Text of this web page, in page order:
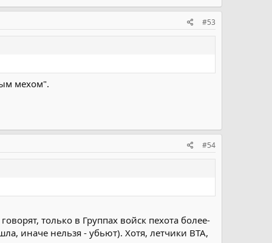
#53
мехом".
#54
только в Группах войск пехота более-
иначе нельзя - убьют). Хотя, летчики ВТА,